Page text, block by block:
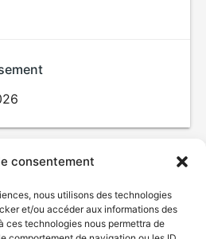
consentement
nous utilisons des technologies
et/ou accéder aux informations des
ces technologies nous permettra de